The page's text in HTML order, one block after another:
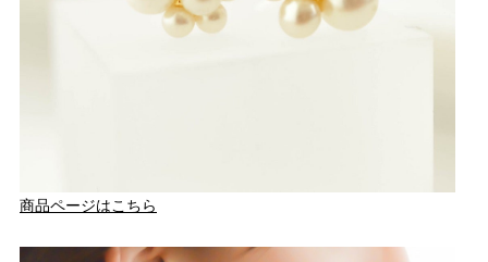
商品ページはこちら